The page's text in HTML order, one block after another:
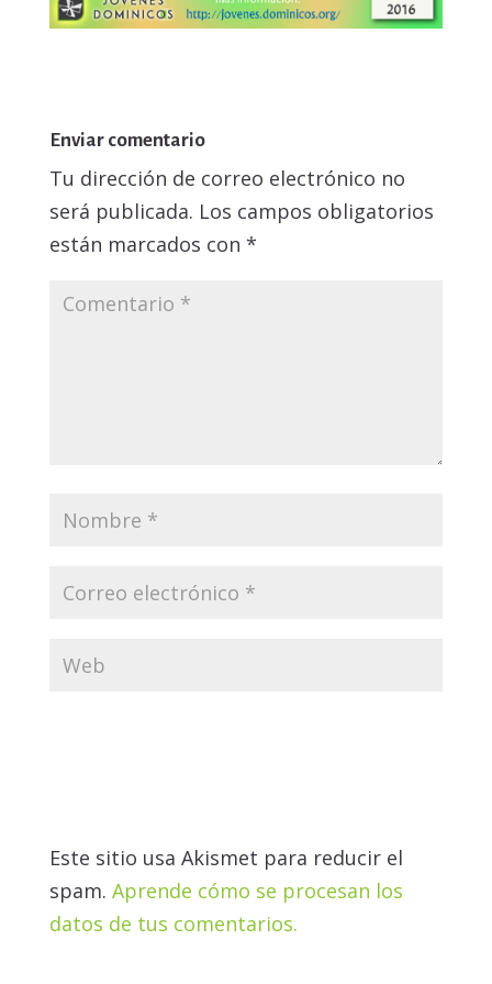
Enviar comentario
Tu dirección de correo electrónico no
será publicada. Los campos obligatorios
están marcados con *
Este sitio usa Akismet para reducir el
spam. Aprende cómo se procesan los
datos de tus comentarios.